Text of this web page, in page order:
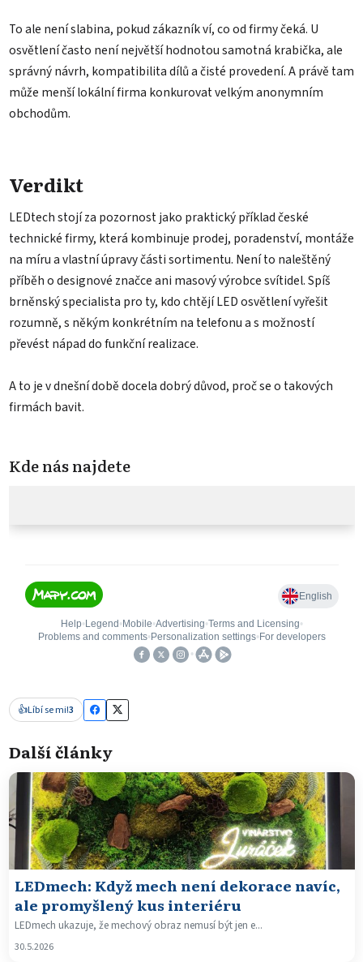
To ale není slabina, pokud zákazník ví, co od firmy čeká. U
osvětlení často není největší hodnotou samotná krabička, ale
správný návrh, kompatibilita dílů a čisté provedení. A právě tam
může menší lokální firma konkurovat velkým anonymním
obchodům.
Verdikt
LEDtech stojí za pozornost jako praktický příklad české
technické firmy, která kombinuje prodej, poradenství, montáže
na míru a vlastní úpravy části sortimentu. Není to naleštěný
příběh o designové značce ani masový výrobce svítidel. Spíš
brněnský specialista pro ty, kdo chtějí LED osvětlení vyřešit
rozumně, s někým konkrétním na telefonu a s možností
převést nápad do funkční realizace.
A to je v dnešní době docela dobrý důvod, proč se o takových
firmách bavit.
Kde nás najdete
👍Líbí se mi!3
Další články
LEDmech: Když mech není dekorace navíc,
ale promyšlený kus interiéru
LEDmech ukazuje, že mechový obraz nemusí být jen e...
30.5.2026